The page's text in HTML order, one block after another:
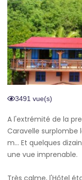
3491 vue(s)
A l'extrémité de la
Caravelle surplombe
m... Et quelques
une vue imprenable.